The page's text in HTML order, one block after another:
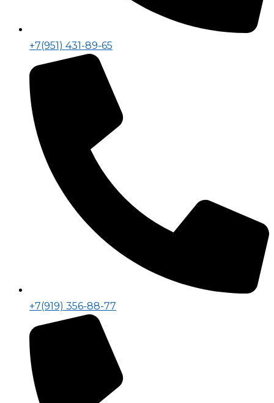
+7(951) 431-89-65
+7(919) 356-88-77